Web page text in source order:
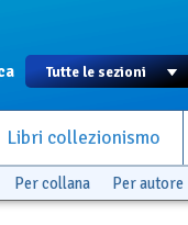
Libri collezionismo
Per collana Per autore